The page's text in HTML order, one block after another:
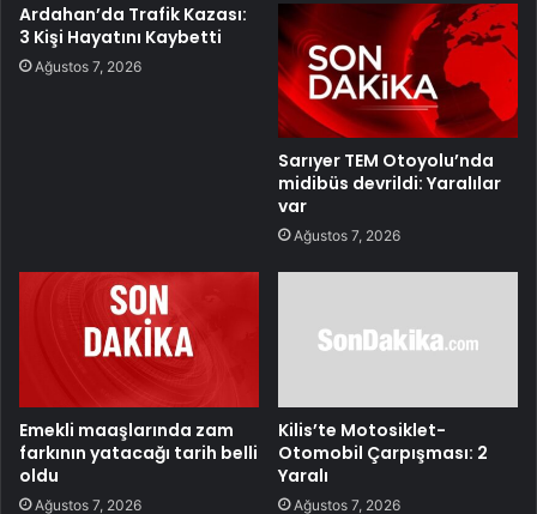
Ardahan’da Trafik Kazası:
3 Kişi Hayatını Kaybetti
Ağustos 7, 2026
Sarıyer TEM Otoyolu’nda
midibüs devrildi: Yaralılar
var
Ağustos 7, 2026
Emekli maaşlarında zam
farkının yatacağı tarih belli
oldu
Ağustos 7, 2026
Kilis’te Motosiklet-
Otomobil Çarpışması: 2
Yaralı
Ağustos 7, 2026